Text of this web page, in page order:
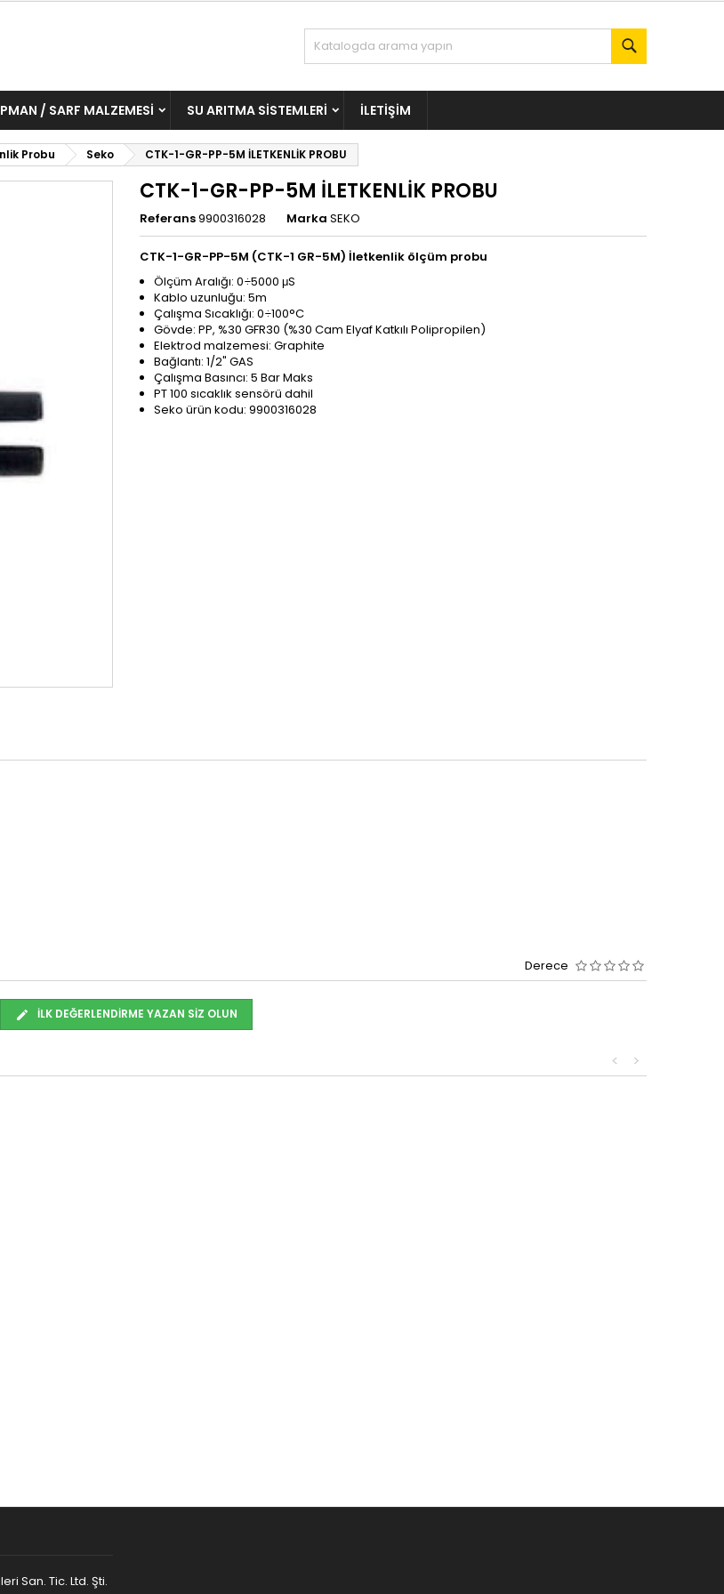
/ SARF MALZEMESI SU ARITMA SISTEMLERI İLETIŞIM
Probu Seko CTK-1-GR-PP-5M İLETKENLİK PROBU
CTK-1-GR-PP-5M İLETKENLİK PROBU
Referans9900316028 Marka SEKO
CTK-1-GR-PP-5M (CTK-1 GR-5M) İletkenlik ölçüm probu
Ölçüm Aralığı: 0÷5000 μS
Kablo uzunluğu: 5m
Çalışma Sıcaklığı: 0÷100°C
Gövde: PP, %30 GFR30 (%30 Cam Elyaf Katkılı Polipropilen)
Elektrod malzemesi: Graphite
Bağlantı: 1/2" GAS
Çalışma Basıncı: 5 Bar Maks
PT 100 sıcaklık sensörü dahil
Seko ürün kodu: 9900316028
Derece
İLK DEĞERLENDIRME YAZAN SIZ OLUN
>
<
San. Tic. Ltd. Şti.